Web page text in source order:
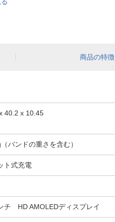
商品の特徴
40.2 x 10.45
バンドの重さを含む）
ト式充電
チ HD AMOLEDディスプレイ